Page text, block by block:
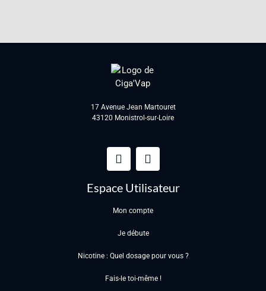
17 Avenue Jean Martouret
43120 Monistrol-sur-Loire
Espace Utilisateur
Mon compte
Je débute
Nicotine : Quel dosage pour vous ?
Fais-le toi-même !